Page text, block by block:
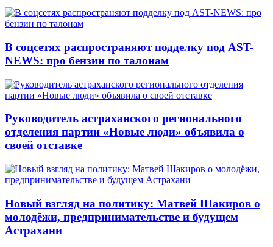
В соцсетях распространяют подделку под AST-
NEWS: про бензин по талонам
Руководитель астраханского регионального
отделения партии «Новые люди» объявила о
своей отставке
Новый взгляд на политику: Матвей Шакиров о
молодёжи, предпринимательстве и будущем
Астрахани